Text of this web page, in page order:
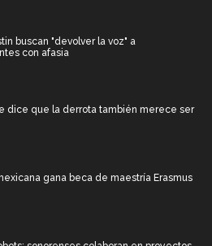
buscan "devolver la voz" a
con afasia
dice que la derrota también merece ser
gana beca de maestría Erasmus